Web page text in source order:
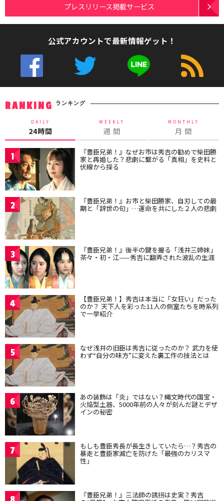
プレスリリース掲載サービス
公式アカウントで最新情報ゲット！
RANKING ランキング
DAILY
24時間
WEEKLY
週 間
MONTHLY
月 間
1 『豊臣兄弟！』なぜお市は秀吉の勧めで柴田勝
家と再婚した？悲劇に繋がる「真相」を史料と
伏線から探る
2 『豊臣兄弟！』お市と柴田勝家、自刃しての最
期と「辞世の句」…運命を共にした２人の悲劇
3 『豊臣兄弟！』後半の鍵を握る「浅井三姉妹」
茶々・初・江——秀吉に翻弄された波乱の生涯
4 【豊臣兄弟！】秀吉は本当に「女狂い」だった
のか？ 天下人を彩った11人の側室たちを時系列
で一挙紹介
5 なぜ浅井の旧臣は秀吉に従ったのか？ 武力を使
わず“自分の味方”に変えた裏工作の技法とは
6 あの装飾は「炎」ではない？縄文時代の国宝・
火焔型土器、5000年前の人々が刻んだ謎とデザ
インの秘密
7 もしも豊臣秀長が長生きしていたら…？秀吉の
暴走と豊臣家滅亡を防げた「最強のカリスマ
性」
『豊臣兄弟！』三法師の誘拐は史実？秀吉